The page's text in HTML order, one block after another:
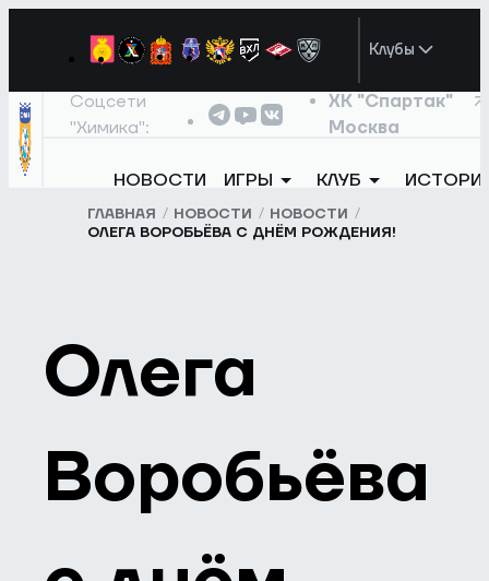
Клубы
Соцсети
"Химика":
ХК "Спартак"
Москва
НОВОСТИ ИГРЫ КЛУБ
ГЛАВНАЯ НОВОСТИ
НОВОСТИ
ОЛЕГА ВОРОБЬЁВА С ДНЁМ РОЖДЕНИЯ!
Олега
Воробьёва